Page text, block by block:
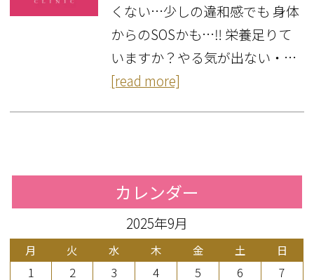
くない…少しの違和感でも 身体
からのSOSかも…‼ 栄養足りて
いますか？やる気が出ない・…
[read more]
カレンダー
2025年9月
月 火 水 木 金 土 日
1 2 3 4 5 6
7